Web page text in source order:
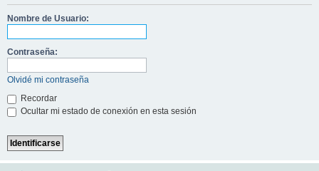
c
Nombre de Usuario:
Contraseña:
Olvidé mi contraseña
Recordar
Ocultar mi estado de conexión en esta sesión